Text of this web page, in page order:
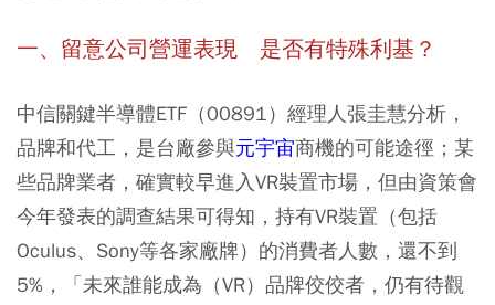
一、留意公司營運表現 是否有特殊利基？
中信關鍵半導體ETF（00891）經理人張圭慧分析，
品牌和代工，是台廠參與元宇宙商機的可能途徑；某
些品牌業者，確實較早進入VR裝置市場，但由資策會
今年發表的調查結果可得知，持有VR裝置（包括
Oculus、Sony等各家廠牌）的消費者人數，還不到
5%，「未來誰能成為（VR）品牌佼佼者，仍有待觀